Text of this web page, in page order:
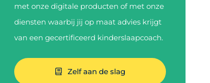
met onze digitale producten of met onze
diensten waarbij jij op maat advies krijgt
van een gecertificeerd kinderslaapcoach.
Zelf aan de slag